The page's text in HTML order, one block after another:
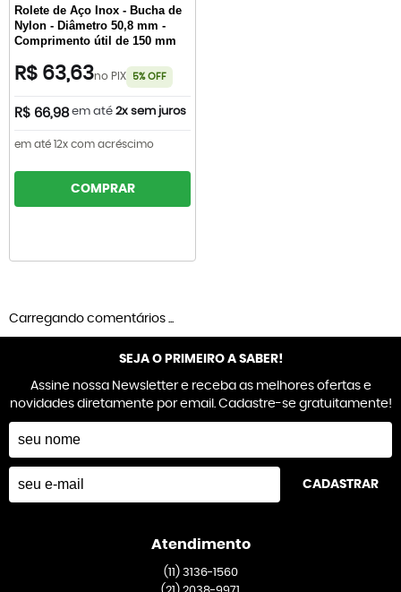
Rolete de Aço Inox - Bucha de
Nylon - Diâmetro 50,8 mm -
Comprimento útil de 150 mm
R$ 63,63no PIX 5% OFF
R$ 66,98 em até 2x sem juros
em até 12x com acréscimo
COMPRAR
Carregando comentários ...
SEJA O PRIMEIRO A SABER!
Assine nossa Newsletter e receba as melhores ofertas e
novidades diretamente por email. Cadastre-se gratuitamente!
CADASTRAR
Atendimento
(11)3136-1560